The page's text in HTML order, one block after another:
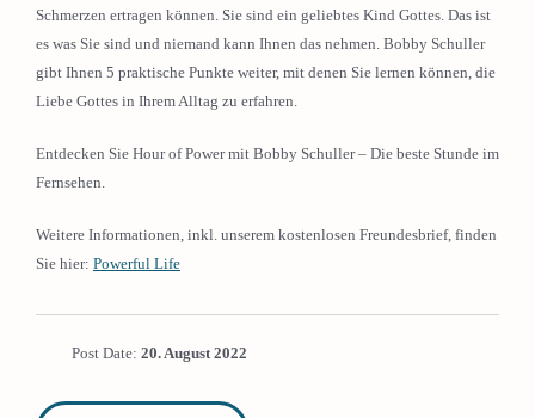
Schmerzen ertragen können. Sie sind ein geliebtes Kind Gottes. Das ist
es was Sie sind und niemand kann Ihnen das nehmen. Bobby Schuller
gibt Ihnen 5 praktische Punkte weiter, mit denen Sie lernen können, die
Liebe Gottes in Ihrem Alltag zu erfahren.
Entdecken Sie Hour of Power mit Bobby Schuller – Die beste Stunde im
Fernsehen.
Weitere Informationen, inkl. unserem kostenlosen Freundesbrief, finden
Sie hier: Powerful Life
Post Date: 20. August 2022